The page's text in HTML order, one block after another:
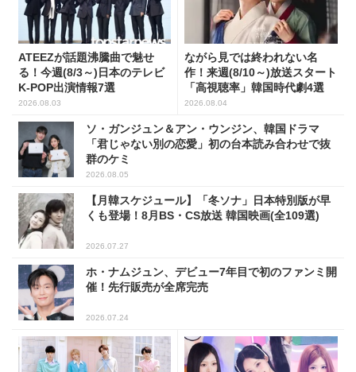
ATEEZが話題沸騰曲で魅せ
る！今週(8/3～)日本のテレビ
K-POP出演情報7選
2026.08.03
ながら見では終われない名
作！来週(8/10～)放送スタート
「高視聴率」韓国時代劇4選
2026.08.04
ソ・ガンジュン＆アン・ウンジン、韓国ドラマ
「君じゃない別の恋愛」初の台本読み合わせで抜
群のケミ
2026.08.05
【月韓スケジュール】「冬ソナ」日本特別版が早
くも登場！8月BS・CS放送 韓国映画(全109選)
2026.07.27
ホ・ナムジュン、デビュー7年目で初のファンミ開
催！先行販売が全席完売
2026.07.24